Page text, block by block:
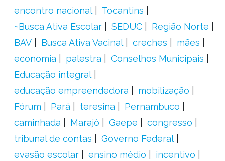
encontro nacional
Tocantins
~Busca Ativa Escolar
SEDUC
Região Norte
BAV
Busca Ativa Vacinal creches
mães
economia
palestra
Conselhos Municipais
Educação integral
educação empreendedora
mobilização
Fórum
Pará teresina
Pernambuco
caminhada
Marajó Gaepe
congresso
tribunal de contas
Governo Federal
evasão escolar
ensino médio
incentivo